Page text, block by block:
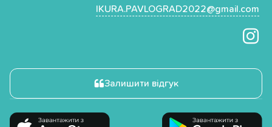
IKURA.PAVLOGRAD2022@gmail.com
Залишити відгук